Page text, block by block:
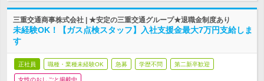
三重交通商事株式会社 | ★安定の三重交通グループ★退職金制度あり
未経験OK！【ガス点検スタッフ】入社支援金最大7万円支給しま
す
正社員 職種・業種未経験OK 急募 学歴不問 第二新卒歓迎
女性のおしごと掲載中